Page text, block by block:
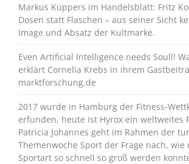
Markus Küppers im Handelsblatt: Fritz
Dosen statt Flaschen – aus seiner Sicht
Image und Absatz der Kultmarke.
Even Artificial Intelligence needs Soull!
erklärt Cornelia Krebs in ihrem
marktforschung.de
2017 wurde in Hamburg der Fitness-
erfunden, heute ist Hyrox ein weltweites
Patricia Johannes geht im Rahmen der
Themenwoche Sport der Frage nach, wie
Sportart so schnell so groß werden